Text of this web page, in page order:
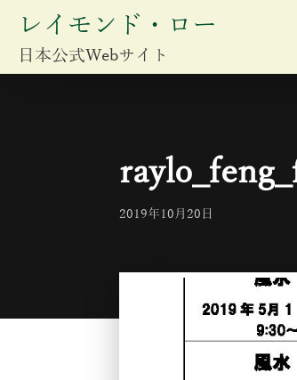
レイモンド・ロー
日本公式Webサイト
2019年10月20日